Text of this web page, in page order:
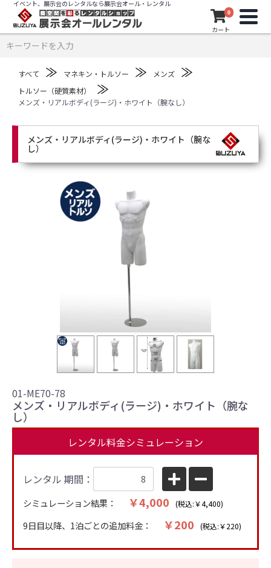
イベント、展示会のレンタルなら展示会オール・レンタル
0
カート
すべて ≫ マネキン・トルソー ≫ メンズ ≫
トルソー（硬質素材） ≫
メンズ・リアルボディ(ラージ)・ホワイト（腕なし）
メンズ・リアルボディ(ラージ)・ホワイト（腕な
し）
01-ME70-78
メンズ・リアルボディ(ラージ)・ホワイト（腕な
し）
レンタル料金シミュレーション
レンタル 期間：
シミュレーション結果： ￥4,000 (税込:￥4,400)
9日目以降、1泊ごとの追加料金： ￥200 (税込:￥220)